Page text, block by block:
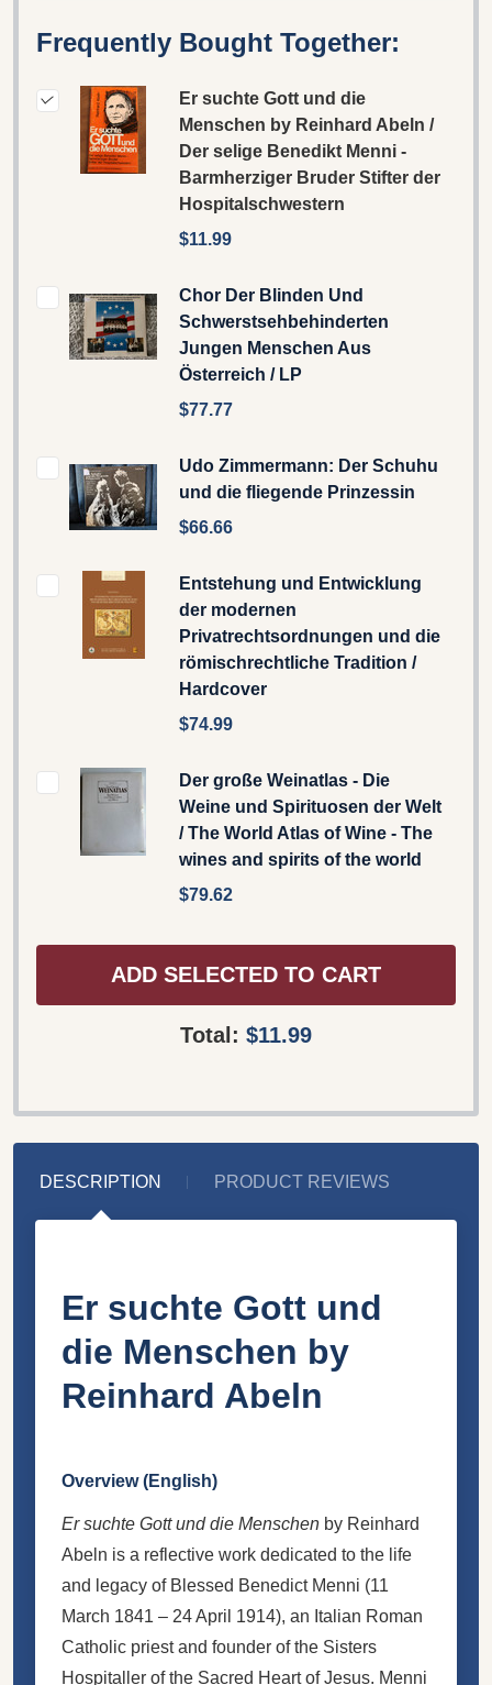
Frequently Bought Together:
Er suchte Gott und die
Menschen by Reinhard Abeln /
Der selige Benedikt Menni -
Barmherziger Bruder Stifter der
Hospitalschwestern
$11.99
Chor Der Blinden Und
Schwerstsehbehinderten
Jungen Menschen Aus
Österreich / LP
$77.77
Udo Zimmermann: Der Schuhu
und die fliegende Prinzessin
$66.66
Entstehung und Entwicklung
der modernen
Privatrechtsordnungen und die
römischrechtliche Tradition /
Hardcover
$74.99
Der große Weinatlas - Die
Weine und Spirituosen der Welt
/ The World Atlas of Wine - The
wines and spirits of the world
$79.62
ADD SELECTED TO CART
Total: $11.99
DESCRIPTION PRODUCT REVIEWS
Er suchte Gott und
die Menschen by
Reinhard Abeln
Overview (English)
Er suchte Gott und die Menschen by Reinhard
Abeln is a reflective work dedicated to the life
and legacy of Blessed Benedict Menni (11
March 1841 – 24 April 1914), an Italian Roman
Catholic priest and founder of the Sisters
Hospitaller of the Sacred Heart of Jesus. Menni